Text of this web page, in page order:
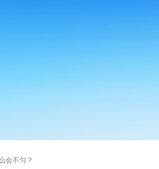
会不匀？